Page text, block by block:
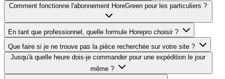
Comment fonctionne l'abonnement HoreGreen pour les particuliers ?
En tant que professionnel, quelle formule Horepro choisir ?
Que faire si je ne trouve pas la pièce recherchée sur votre site ?
Jusqu'à quelle heure dois-je commander pour une expédition le jour
même ?